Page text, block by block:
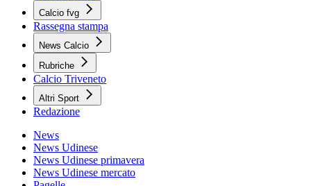
Calcio fvg
Rassegna stampa
News Calcio
Rubriche
Calcio Triveneto
Altri Sport
Redazione
News
News Udinese
News Udinese primavera
News Udinese mercato